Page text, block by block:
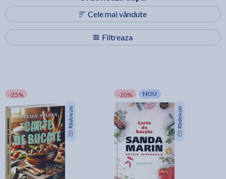
Filtreaza
Cele mai vândute
-25% -20% NOU